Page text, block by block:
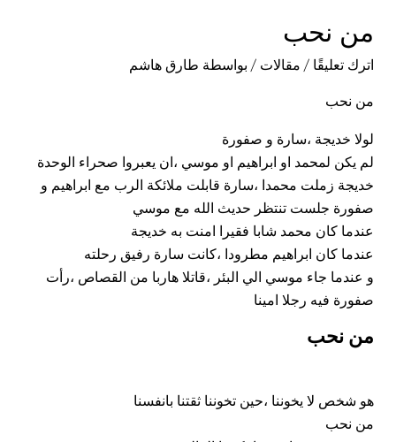
من نحب
اترك تعليقًا / مقالات / بواسطة طارق هاشم
من نحب
لولا خديجة ،سارة و صفورة
لم يكن لمحمد او ابراهيم او موسي ،ان يعبروا صحراء الوحدة
خديجة زملت محمدا ،سارة قابلت ملائكة الرب مع ابراهيم و
صفورة جلست تنتظر حديث الله مع موسي
عندما كان محمد شابا فقيرا امنت به خديجة
عندما كان ابراهيم مطرودا ،كانت سارة رفيق رحلته
و عندما جاء موسي الي البئر ،قاتلا هاربا من القصاص ،رأت
صفورة فيه رجلا امينا
من نحب
هو شخص لا يخوننا ،حين تخوننا ثقتنا بانفسنا
من نحب